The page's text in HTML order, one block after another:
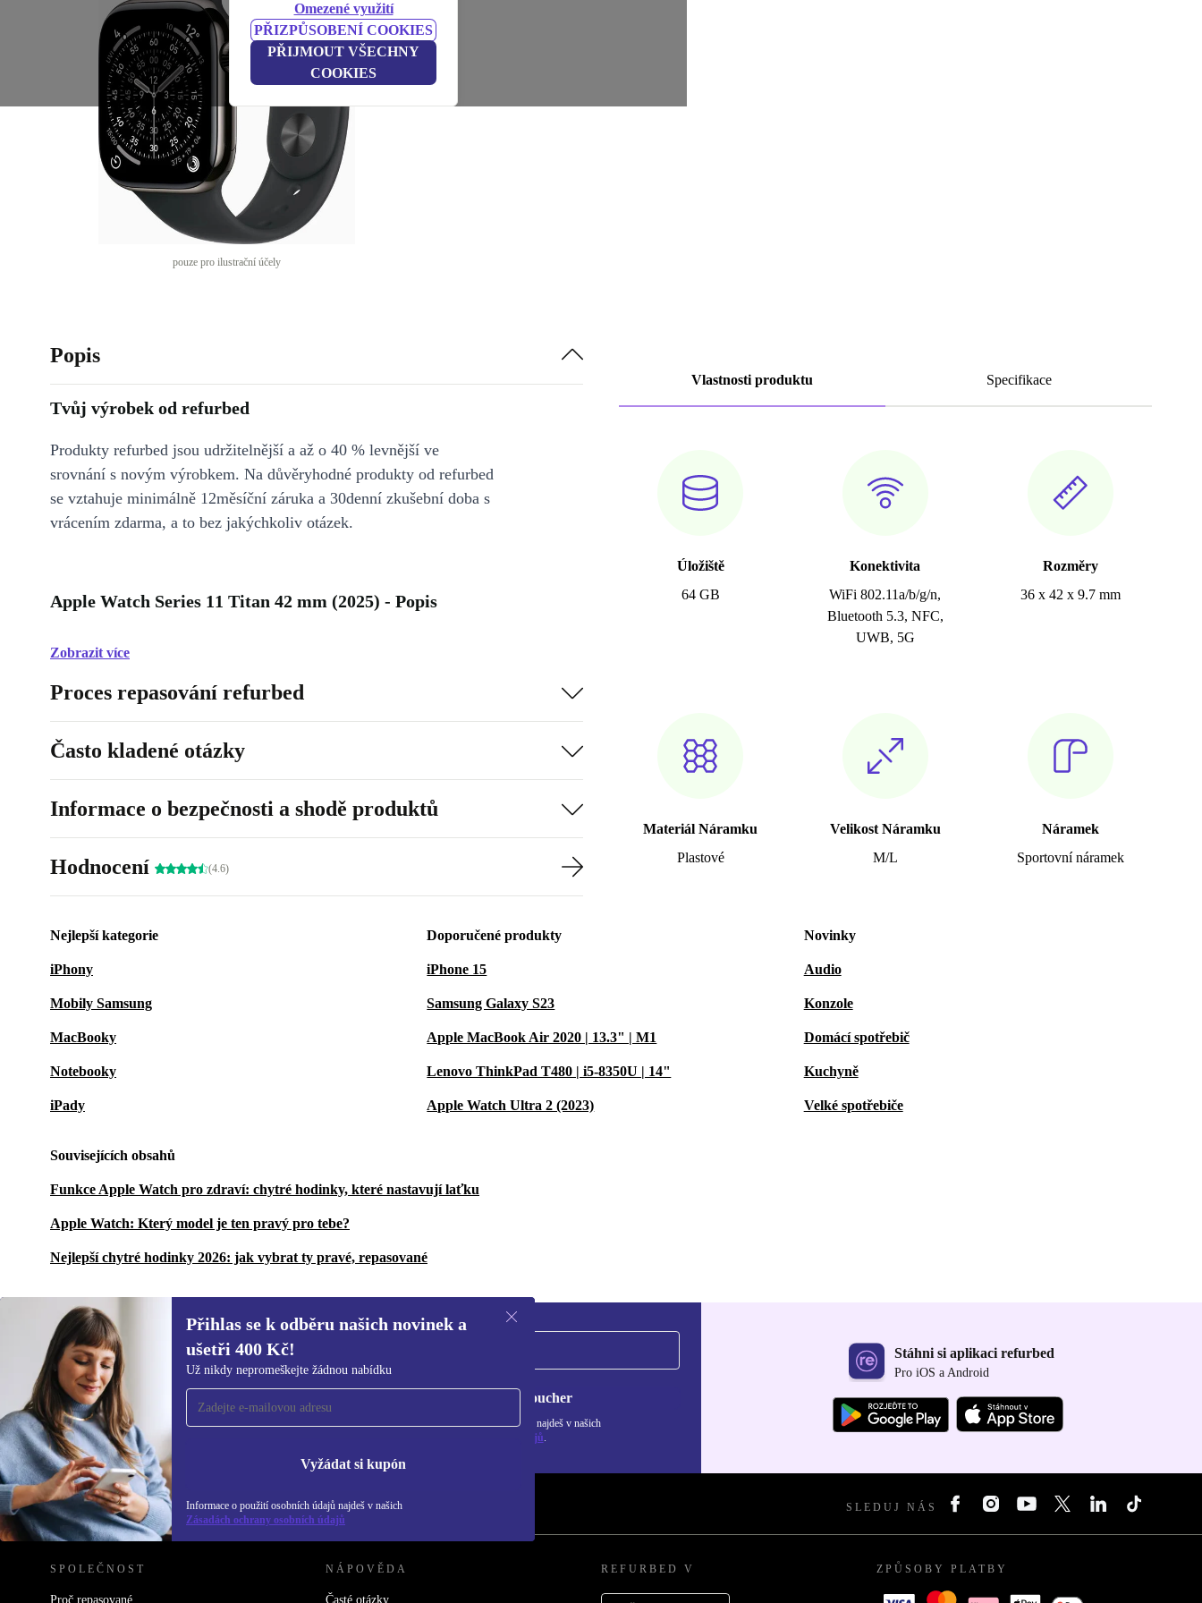
Omezené využití
PŘIZPŮSOBENÍ COOKIES
PŘIJMOUT VŠECHNY
COOKIES
pouze pro ilustrační účely
Vlastnosti produktu Specifikace
Úložiště
64 GB
Konektivita
WiFi 802.11a/b/g/n,
Bluetooth 5.3, NFC,
UWB, 5G
Rozměry
36 x 42 x 9.7 mm
Materiál Náramku
Plastové
Velikost Náramku
M/L
Náramek
Sportovní náramek
Popis
Tvůj výrobek od refurbed
Produkty refurbed jsou udržitelnější a až o 40 % levnější ve
srovnání s novým výrobkem. Na důvěryhodné produkty od refurbed
se vztahuje minimálně 12měsíční záruka a 30denní zkušební doba s
vrácením zdarma, a to bez jakýchkoliv otázek.
Apple Watch Series 11 Titan 42 mm (2025) - Popis
Zobrazit více
Proces repasování refurbed
Často kladené otázky
Informace o bezpečnosti a shodě produktů
Hodnocení (4.6)
Nejlepší kategorie
iPhony
Mobily Samsung
MacBooky
Notebooky
iPady
Doporučené produkty
iPhone 15
Samsung Galaxy S23
Apple MacBook Air 2020 | 13.3" | M1
Lenovo ThinkPad T480 | i5-8350U | 14"
Apple Watch Ultra 2 (2023)
Novinky
Audio
Konzole
Domácí spotřebič
Kuchyně
Velké spotřebiče
Souvisejících obsahů
Funkce Apple Watch pro zdraví: chytré hodinky, které nastavují laťku
Apple Watch: Který model je ten pravý pro tebe?
Nejlepší chytré hodinky 2026: jak vybrat ty pravé, repasované
Přihlas se k odběru našich novinek a
ušetři 400 Kč!
Už nikdy nepromeškejte žádnou nabídku
Vyžádat si kupón
Informace o použití osobních údajů najdeš v našich
Zásadách ochrany osobních údajů
Přihlas se k odběru našich novinek a
ušetři 400 Kč!
Už nikdy nepromeškej žádnou nabídku.
Chci voucher
Informace o použití osobních údajů najdeš v našich
Zásadách ochrany osobních údajů.
Stáhni si aplikaci refurbed
Pro iOS a Android
REFURBED ČESKO - RETHINK NEW. SLEDUJ NÁS
SPOLEČNOST
Proč repasované
NÁPOVĚDA
Časté otázky
REFURBED V ZPŮSOBY PLATBY